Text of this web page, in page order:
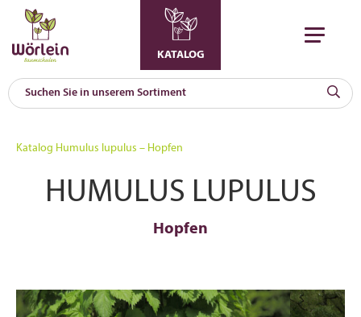
KATALOG
Katalog Humulus lupulus – Hopfen
HUMULUS LUPULUS
Hopfen